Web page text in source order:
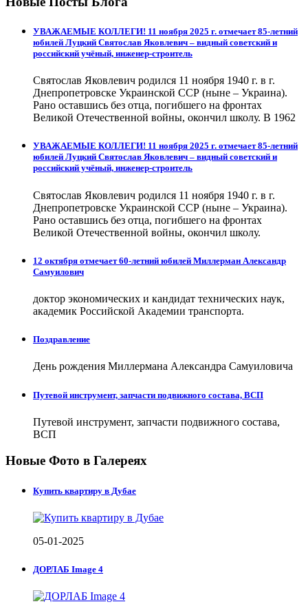
УВАЖАЕМЫЕ КОЛЛЕГИ! 11 ноября 2025 г. отмечает 85-летний
юбилей Луцкий Святослав Яковлевич – видный советский и
российский учёный, инженер-строитель
Святослав Яковлевич родился 11 ноября 1940 г. в г.
Днепропетровске Украинской ССР (ныне – Украина).
Рано оставшись без отца, погибшего на фронтах
Великой Отечественной войны, окончил школу. В 1962
УВАЖАЕМЫЕ КОЛЛЕГИ! 11 ноября 2025 г. отмечает 85-летний
юбилей Луцкий Святослав Яковлевич – видный советский и
российский учёный, инженер-строитель
Святослав Яковлевич родился 11 ноября 1940 г. в г.
Днепропетровске Украинской ССР (ныне – Украина).
Рано оставшись без отца, погибшего на фронтах
Великой Отечественной войны, окончил школу.
12 октября отмечает 60-летний юбилей Миллерман Александр
Самуилович
доктор экономических и кандидат технических наук,
академик Российской Академии транспорта.
Поздравление
День рождения Миллермана Александра Самуиловича
Путевой инструмент, запчасти подвижного состава, ВСП
Путевой инструмент, запчасти подвижного состава,
ВСП
Новые Фото в Галереях
Купить квартиру в Дубае
05-01-2025
ДОРЛАБ Image 4